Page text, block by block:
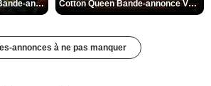
Des Fleurs pour Tokyo Bande-annonce VO STFR Cotton Queen Bande-annonce VO STFR
annonces à ne pas manquer